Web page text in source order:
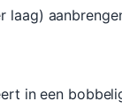
laag)
in een